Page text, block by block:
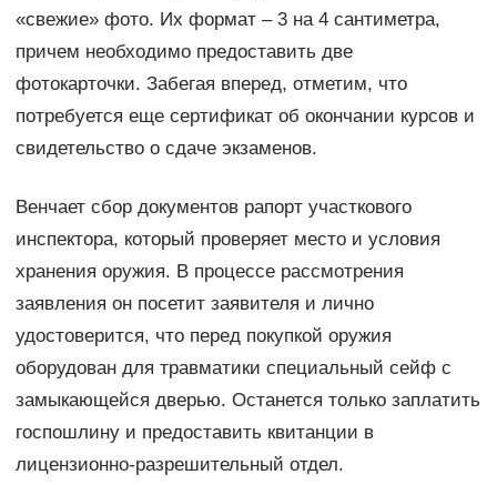
«свежие» фото. Их формат – 3 на 4 сантиметра,
причем необходимо предоставить две
фотокарточки. Забегая вперед, отметим, что
потребуется еще сертификат об окончании курсов и
свидетельство о сдаче экзаменов.
Венчает сбор документов рапорт участкового
инспектора, который проверяет место и условия
хранения оружия. В процессе рассмотрения
заявления он посетит заявителя и лично
удостоверится, что перед покупкой оружия
оборудован для травматики специальный сейф с
замыкающейся дверью. Останется только заплатить
госпошлину и предоставить квитанции в
лицензионно-разрешительный отдел.